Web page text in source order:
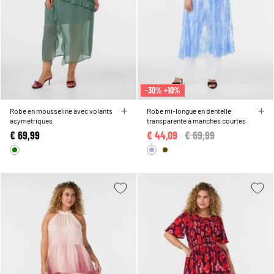
Robe en mousseline avec volants
asymétriques
€ 69,99
-30% +10%
Robe mi-longue en dentelle
transparente à manches courtes
Price reduced from
€ 69,99
€ 44,09